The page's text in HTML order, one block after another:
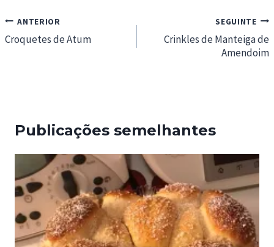
Navegação
de
ANTERIOR
Croquetes de Atum
SEGUINTE
Crinkles de Manteiga de
Amendoim
Publicações semelhantes